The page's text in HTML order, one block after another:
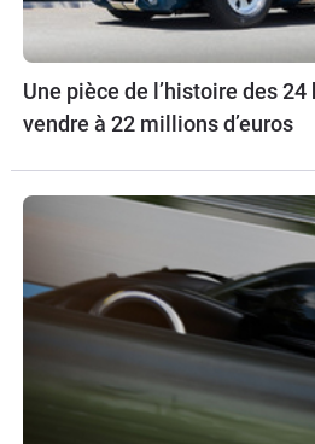
Une pièce de l’histoire des
vendre à 22 millions d’euros